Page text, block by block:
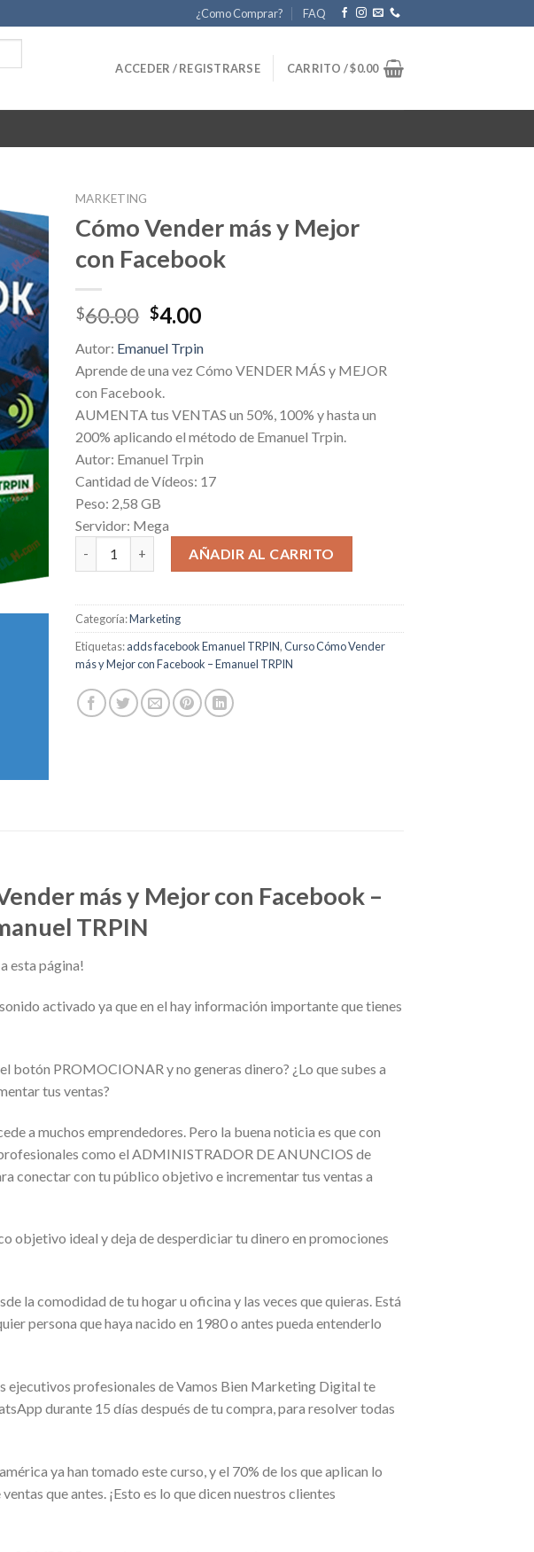
¿Como Comprar? FAQ
ACCEDER / REGISTRARSE CARRITO /$0.00
MARKETING
Cómo Vender más y Mejor
con Facebook
$60.00 Original
was:
$60.00.
$4.00Current
is:
$4.00.
Autor: Emanuel Trpin
Aprende de una vez Cómo VENDER MÁS y MEJOR
con Facebook.
AUMENTA tus VENTAS un 50%, 100% y hasta un
200% aplicando el método de Emanuel Trpin.
Autor: Emanuel Trpin
Cantidad de Vídeos: 17
Peso: 2,58 GB
Servidor: Mega
Cómo Vender más y Mejor con Facebook cantidad
AÑADIR AL CARRITO
Categoría:Marketing
Etiquetas:adds facebook Emanuel TRPIN,Curso Cómo Vender
más y Mejor con Facebook – Emanuel TRPIN
más y Mejor con Facebook –
TRPIN
esta página!
activado ya que en el hay información importante que tienes
botón PROMOCIONAR y no generas dinero? ¿Lo que subes a
tus ventas?
a muchos emprendedores. Pero la buena noticia es que con
como el ADMINISTRADOR DE ANUNCIOS de
conectar con tu público objetivo e incrementar tus ventas a
objetivo ideal y deja de desperdiciar tu dinero en promociones
la comodidad de tu hogar u oficina y las veces que quieras. Está
persona que haya nacido en 1980 o antes pueda entenderlo
ejecutivos profesionales de Vamos Bien Marketing Digital te
durante 15 días después de tu compra, para resolver todas
ya han tomado este curso, y el 70% de los que aplican lo
que antes. ¡Esto es lo que dicen nuestros clientes